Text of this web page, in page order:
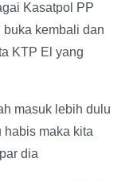
Kasatpol PP
kembali dan
KTP El yang
masuk lebih dulu
habis maka kita
dia